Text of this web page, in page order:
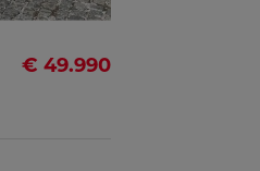
€ 49.990